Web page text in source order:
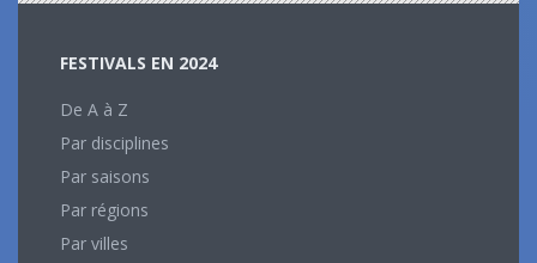
FESTIVALS EN 2024
De A à Z
Par disciplines
Par saisons
Par régions
Par villes